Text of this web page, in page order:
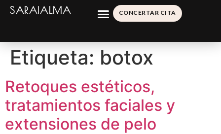
SARAIALMA CONCERTAR CITA
Etiqueta: botox
Retoques estéticos,
tratamientos faciales y
extensiones de pelo